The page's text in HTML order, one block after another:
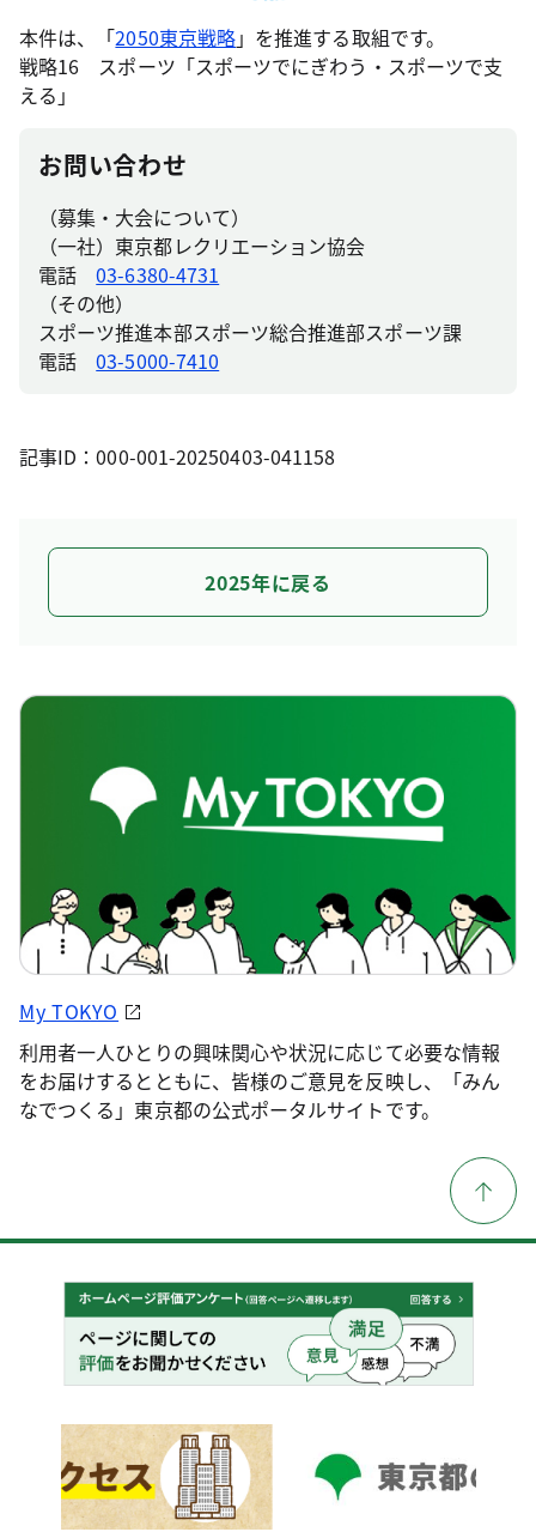
本件は、「2050東京戦略」を推進する取組です。
戦略16 スポーツ「スポーツでにぎわう・スポーツで支
える」
お問い合わせ
（募集・大会について）
（一社）東京都レクリエーション協会
電話03-6380-4731
（その他）
スポーツ推進本部スポーツ総合推進部スポーツ課
電話03-5000-7410
記事ID：000-001-20250403-041158
2025年に戻る
My TOKYO
利用者一人ひとりの興味関心や状況に応じて必要な情報
をお届けするとともに、皆様のご意見を反映し、「みん
なでつくる」東京都の公式ポータルサイトです。